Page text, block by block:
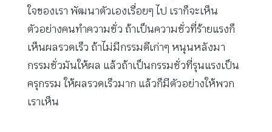
ใจของเรา พัฒนาตัวเองเรื่อยๆ ไป เราก็จะเห็น
ตัวอย่างคนทำความชั่ว ถ้าเป็นความชั่วที่ร้ายแรงก็
เห็นผลรวดเร็ว ถ้าไม่มีกรรมดีเก่าๆ หนุนหลังมา
กรรมชั่วมันให้ผล แล้วถ้าเป็นกรรมชั่วที่รุนแรงเป็น
ครุกรรม ให้ผลรวดเร็วมาก แล้วก็มีตัวอย่างให้พวก
เราเห็น